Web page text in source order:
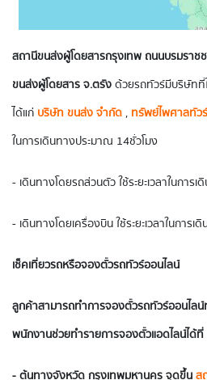
สถานีขนส่งผู้โดยสารกรุงเทพ ถนนบรมราช
ขนส่งผู้โดยสาร จ.ตรังด้วยรถทัวร์มีบริษัทที่
ได้แก่ บริษัท ขนส่ง จำกัด, ทรัพย์ไพศาลทัวร์
ในการเดินทางประมาณ 14 ชั่วโมง
- เดินทางโดยรถส่วนตัว ใช้ระยะเวลาในการ
- เดินทางโดยเครื่องบิน ใช้ระยะเวลาในกา
เช็คเที่ยวรถหรือจองตั๋วรถทัวร์ออนไลน์
ลูกค้าสามารถทำการจองตั๋วรถทัวร์ออนไลน์
พนักงานช่วยทำรายการจองตั๋วแอดไลน์ได้ที่
- ต้นทางจังหวัดกรุงเทพมหานครจุดขึ้นส